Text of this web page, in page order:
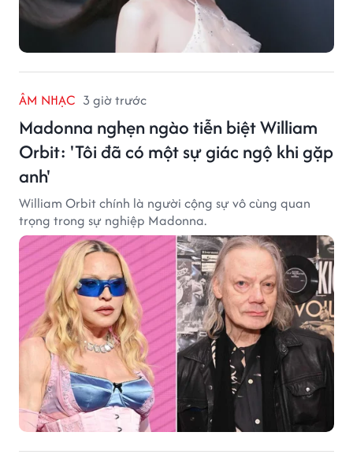
ÂM NHẠC 3 giờ trước
Madonna nghẹn ngào tiễn biệt William
Orbit: 'Tôi đã có một sự giác ngộ khi gặp
anh'
William Orbit chính là người cộng sự vô cùng quan
trọng trong sự nghiệp Madonna.